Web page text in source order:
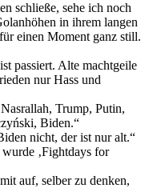
schließe, sehe ich noch
in ihrem langen
einen Moment ganz still.
passiert. Alte machtgeile
nur Hass und
Trump, Putin,
Biden.“
nicht, der ist nur alt.“
‚Fightdays for
auf, selber zu denken,